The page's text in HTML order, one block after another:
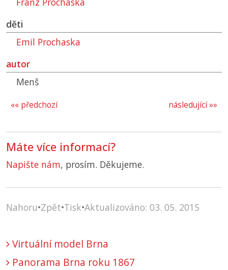
děti
Emil Prochaska
autor
Menš
následující »»
«« předchozí
Máte více informací?
Napište nám, prosím. Děkujeme.
Nahoru•Zpět•Tisk•Aktualizováno: 03. 05. 2015
Virtuální model Brna
Panorama Brna roku 1867